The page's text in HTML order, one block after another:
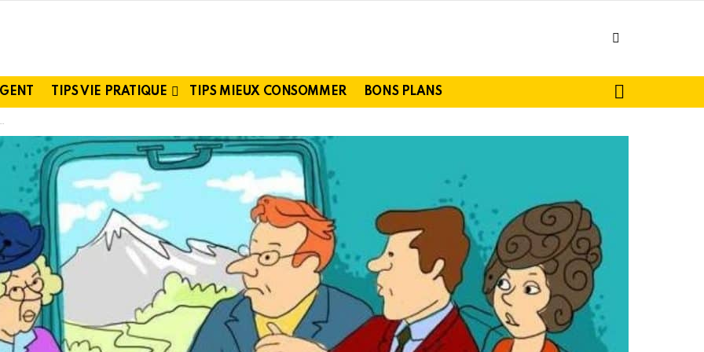
TIPS VIE PRATIQUE TIPS MIEUX CONSOMMER BONS PLANS